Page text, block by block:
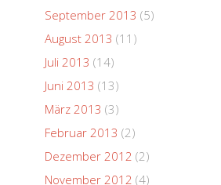
September 2013 (5)
August 2013 (11)
Juli 2013 (14)
Juni 2013 (13)
März 2013 (3)
Februar 2013 (2)
Dezember 2012 (2)
November 2012 (4)